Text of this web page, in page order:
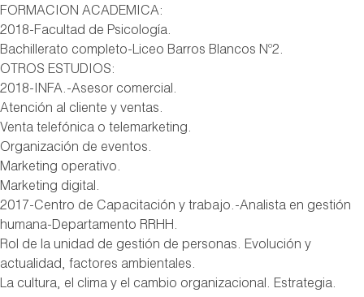
FORMACION ACADEMICA:
2018-Facultad de Psicología.
Bachillerato completo-Liceo Barros Blancos Nº2.
OTROS ESTUDIOS:
2018-INFA.-Asesor comercial.
Atención al cliente y ventas.
Venta telefónica o telemarketing.
Organización de eventos.
Marketing operativo.
Marketing digital.
2017-Centro de Capacitación y trabajo.-Analista en gestión
humana-Departamento RRHH.
Rol de la unidad de gestión de personas. Evolución y
actualidad, factores ambientales.
La cultura, el clima y el cambio organizacional. Estrategia.